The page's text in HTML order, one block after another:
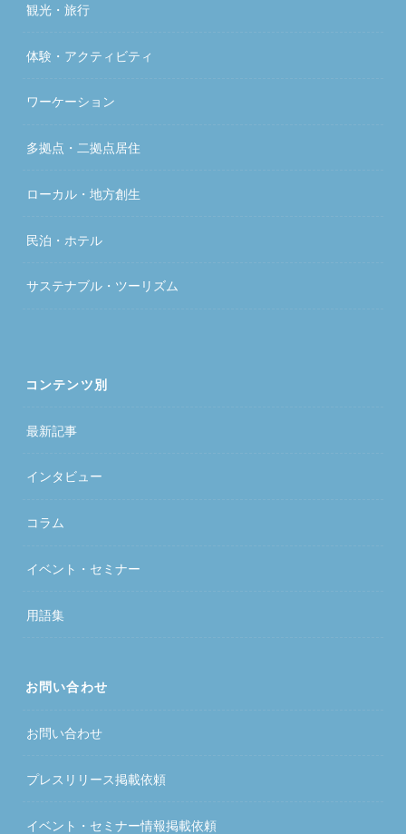
観光・旅行
体験・アクティビティ
ワーケーション
多拠点・二拠点居住
ローカル・地方創生
民泊・ホテル
サステナブル・ツーリズム
コンテンツ別
最新記事
インタビュー
コラム
イベント・セミナー
用語集
お問い合わせ
お問い合わせ
プレスリリース掲載依頼
イベント・セミナー情報掲載依頼